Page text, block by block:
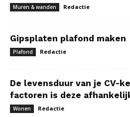
Muren & wanden Redactie
Gipsplaten plafond maken
Plafond Redactie
De levensduur van je CV-
factoren is deze
Wonen Redactie